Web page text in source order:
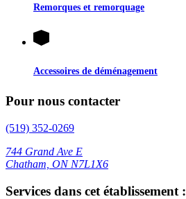
Remorques et remorquage
Accessoires de déménagement
Pour nous contacter
(519) 352-0269
744 Grand Ave E
Chatham, ON N7L1X6
Services dans cet établissement :